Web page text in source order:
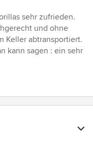
sehr zufrieden.
und ohne
Keller abtransportiert.
kann sagen : ein sehr